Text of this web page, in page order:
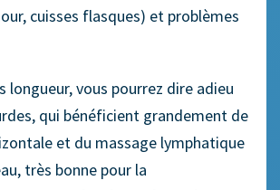
cuisses flasques) et problèmes
longueur, vous pourrez dire adieu
qui bénéficient grandement de
et du massage lymphatique
très bonne pour la